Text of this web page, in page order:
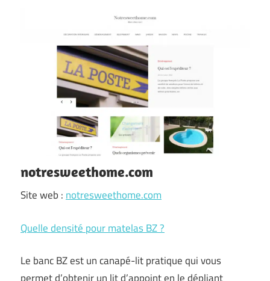
notresweethome.com
Site web : notresweethome.com
Quelle densité pour matelas BZ ?
Le banc BZ est un canapé-lit pratique qui vous